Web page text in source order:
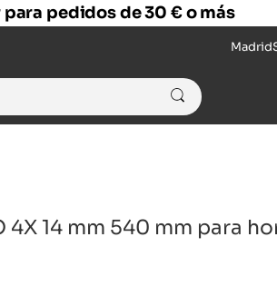
para pedidos de 30 € o más
Madrid
4X 14 mm 540 mm para